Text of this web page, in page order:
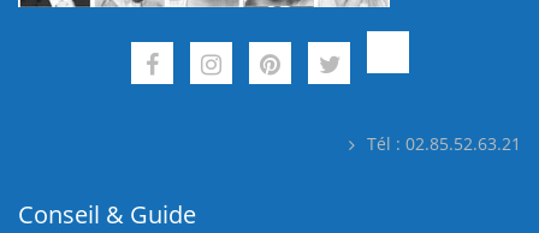
Tél : 02.85.52.63.21
Conseil & Guide